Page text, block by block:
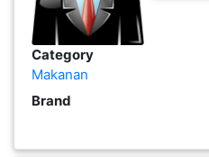
Category
Makanan
Brand
PERCUTIAN
RUMAH